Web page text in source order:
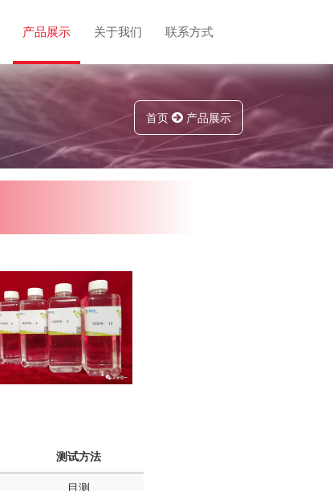
产品展示 关于我们 联系方式
首页 产品展示
测试方法
目测